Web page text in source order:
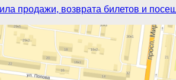
продажи, возврата билетов и